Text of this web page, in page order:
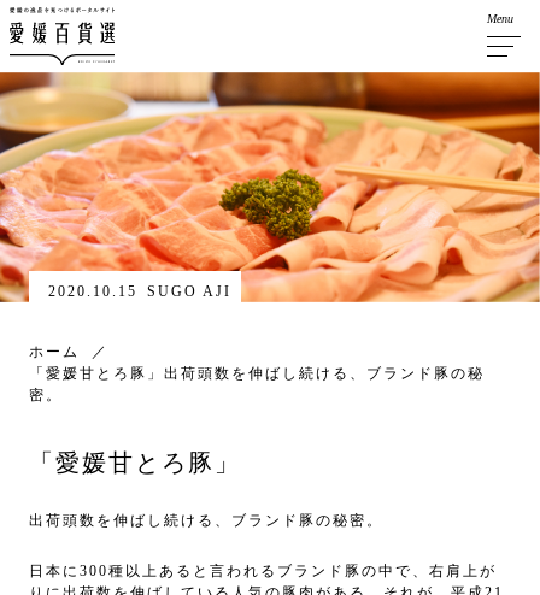
Menu
2020.10.15 SUGO AJI
ホーム
「愛媛甘とろ豚」出荷頭数を伸ばし続ける、ブランド豚の秘
密。
「愛媛甘とろ豚」
出荷頭数を伸ばし続ける、ブランド豚の秘密。
日本に300種以上あると言われるブランド豚の中で、右肩上が